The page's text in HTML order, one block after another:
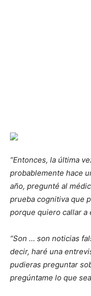
“Entonces, la última
probablemente hace
año, pregunté al
prueba cognitiva que
porque quiero callar a
“Son … son noticias
decir, haré una
pudieras preguntar
pregúntame lo que